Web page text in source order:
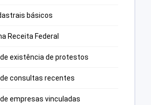
básicos
Receita Federal
de existência de protestos
de consultas recentes
empresas vinculadas